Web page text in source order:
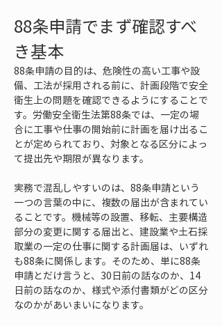
88条申請でまず確認すべ
き基本
88条申請の目的は、危険性の高い工事や設
備、工法が採用される前に、計画段階で安全
衛生上の問題を確認できるようにすることで
す。労働安全衛生法第88条では、一定の場
合に工事や仕事の開始前に計画を届け出るこ
とが定められており、対象となる区分によっ
て提出先や期限が異なります。
実務で混乱しやすいのは、88条申請という
一つの言葉の中に、複数の届出が含まれてい
ることです。機械等の設置、移転、主要構造
部分の変更に関する届出と、建設業や土石採
取業の一定の仕事に関する計画届は、いずれ
も88条に関係します。そのため、単に88条
申請とだけ言うと、30日前の話なのか、14
日前の話なのか、様式や添付書類がどの区分
なのかがあいまいになります。